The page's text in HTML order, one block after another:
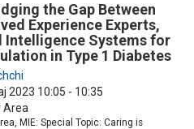
the Gap Between
Experience Experts,
Intelligence Systems for
in Type 1 Diabetes
2023 10:05 - 10:35
Area
MIE: Special Topic: Caring is